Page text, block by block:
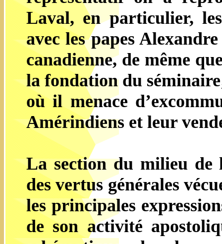
Laval, en particulier,
avec les papes
canadienne, de même
la fondation du
où il menace
Amérindiens et leur
La section du milieu
des vertus générales
les principales
de son activité